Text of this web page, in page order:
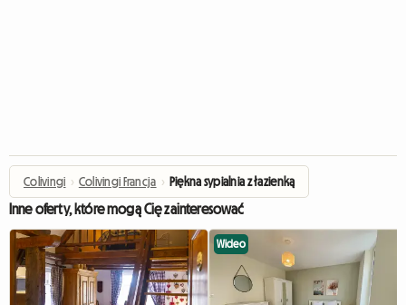
Colivingi › Colivingi Francja › Piękna sypialnia z łazienką
Inne oferty, które mogą Cię zainteresować
Wideo